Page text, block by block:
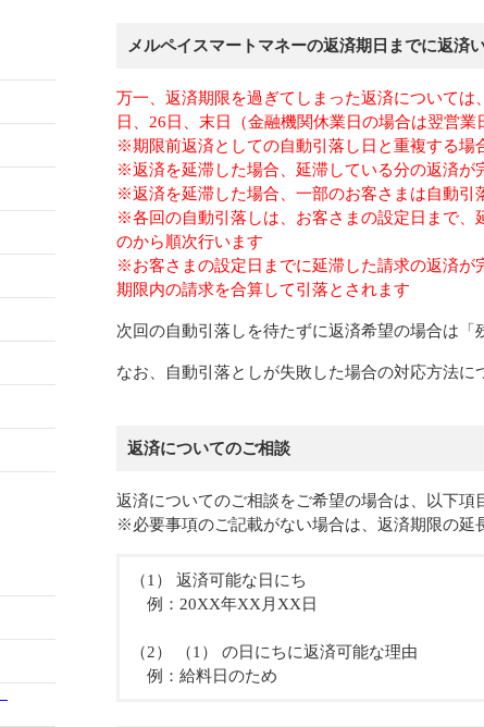
メルペイスマートマネーの返済期日までに返済
万一、返済期限を過ぎてしまった返済について
日、26日、末日（金融機関休業日の場合は翌営業
※期限前返済としての自動引落し日と重複する場
※返済を延滞した場合、延滞している分の返済が
※返済を延滞した場合、一部のお客さまは自動引
※各回の自動引落しは、お客さまの設定日まで、
のから順次行います
※お客さまの設定日までに延滞した請求の返済が
期限内の請求を合算して引落とされます
次回の自動引落しを待たずに返済希望の場合は「
なお、自動引落としが失敗した場合の対応方法に
返済についてのご相談
返済についてのご相談をご希望の場合は、以下項
※必要事項のご記載がない場合は、返済期限の延
（1） 返済可能な日にち
例：20XX年XX月XX日
（2） （1） の日にちに返済可能な理由
例：給料日のため